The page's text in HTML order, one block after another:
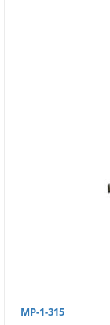
МР-1-315